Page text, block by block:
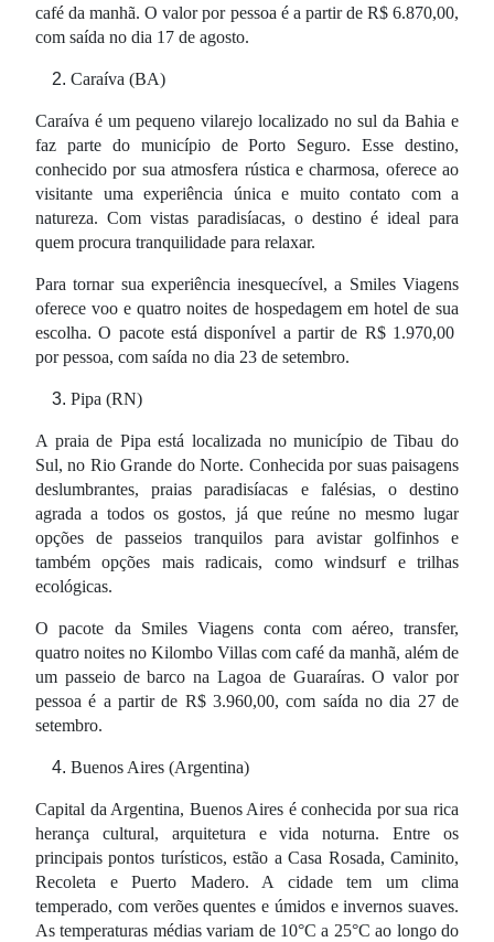
café da manhã. O valor por pessoa é a partir de R$ 6.870,00,
com saída no dia 17 de agosto.
Caraíva (BA)
Caraíva é um pequeno vilarejo localizado no sul da Bahia e
faz parte do município de Porto Seguro. Esse destino,
conhecido por sua atmosfera rústica e charmosa, oferece ao
visitante uma experiência única e muito contato com a
natureza. Com vistas paradisíacas, o destino é ideal para
quem procura tranquilidade para relaxar.
Para tornar sua experiência inesquecível, a Smiles Viagens
oferece voo e quatro noites de hospedagem em hotel de sua
escolha. O pacote está disponível a partir de R$ 1.970,00
por pessoa, com saída no dia 23 de setembro.
Pipa (RN)
A praia de Pipa está localizada no município de Tibau do
Sul, no Rio Grande do Norte. Conhecida por suas paisagens
deslumbrantes, praias paradisíacas e falésias, o destino
agrada a todos os gostos, já que reúne no mesmo lugar
opções de passeios tranquilos para avistar golfinhos e
também opções mais radicais, como windsurf e trilhas
ecológicas.
O pacote da Smiles Viagens conta com aéreo, transfer,
quatro noites no Kilombo Villas com café da manhã, além de
um passeio de barco na Lagoa de Guaraíras. O valor por
pessoa é a partir de R$ 3.960,00, com saída no dia 27 de
setembro.
Buenos Aires (Argentina)
Capital da Argentina, Buenos Aires é conhecida por sua rica
herança cultural, arquitetura e vida noturna. Entre os
principais pontos turísticos, estão a Casa Rosada, Caminito,
Recoleta e Puerto Madero. A cidade tem um clima
temperado, com verões quentes e úmidos e invernos suaves.
As temperaturas médias variam de 10°C a 25°C ao longo do